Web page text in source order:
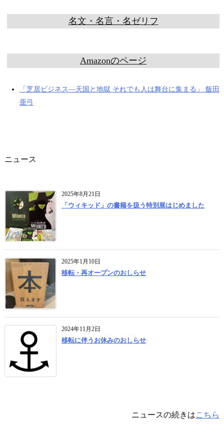
名文・名言・名ゼリフ
Amazonのページ
「芝居ビジネス―天国と地獄 それでも人は舞台に集まる」 飯田
亜弓
ニュース
2025年8月21日
「ウィキッド」の書籍を扱う特別展はじめました
2025年1月10日
移転・再オープンのおしらせ
2024年11月2日
移転に伴うお休みのおしらせ
ニュースの続きはこちら